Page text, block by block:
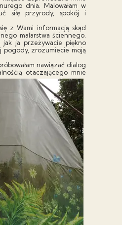
dnia. Malowałam w
siłę przyrody, spokój i
z Wami informacją skąd
malarstwa ściennego.
ja przeżywacie piękno
pogody, zrozumiecie moją
nawiązać dialog
otaczającego mnie